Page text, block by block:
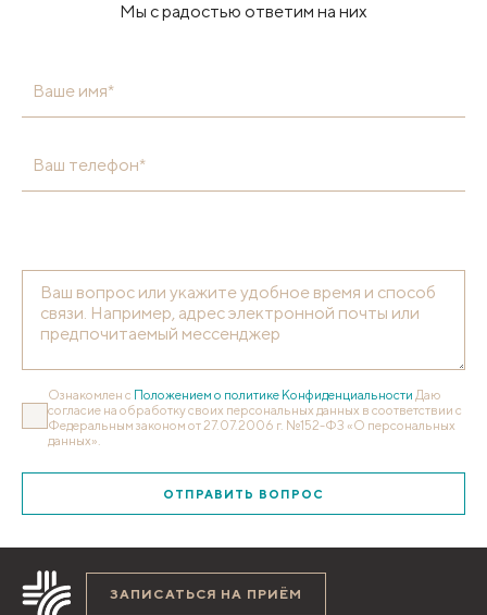
Мы с радостью ответим на них
Ваше имя*
Ваш телефон*
Ознакомлен с Положением о политике Конфиденциальности Даю
согласие на обработку своих персональных данных в соответствии с
Федеральным законом от 27.07.2006 г. №152-ФЗ «О персональных
данных».
ОТПРАВИТЬ ВОПРОС
ЗАПИСАТЬСЯ НА ПРИЁМ